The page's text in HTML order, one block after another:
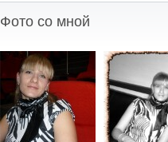
Фото со мной